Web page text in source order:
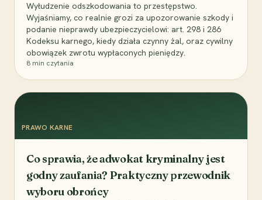
Wyłudzenie odszkodowania to przestępstwo.
Wyjaśniamy, co realnie grozi za upozorowanie szkody i
podanie nieprawdy ubezpieczycielowi: art. 298 i 286
Kodeksu karnego, kiedy działa czynny żal, oraz cywilny
obowiązek zwrotu wypłaconych pieniędzy.
8 min czytania
PRAWO KARNE
Co sprawia, że adwokat kryminalny jest
godny zaufania? Praktyczny przewodnik
wyboru obrońcy